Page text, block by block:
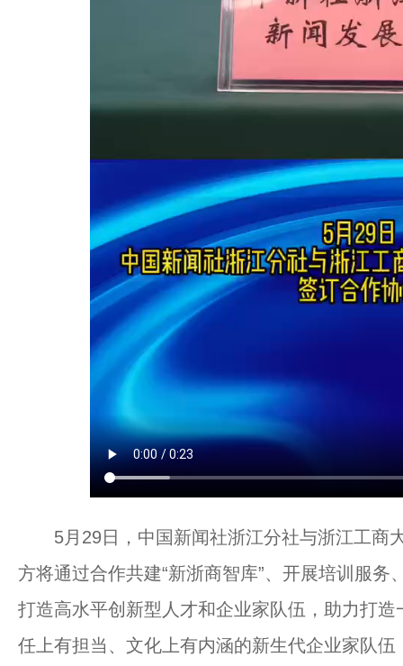
5月29日，中国新闻社浙江分社与浙江工商
方将通过合作共建“新浙商智库”、开展培训服
打造高水平创新型人才和企业家队伍，助力打
任上有担当、文化上有内涵的新生代企业家队